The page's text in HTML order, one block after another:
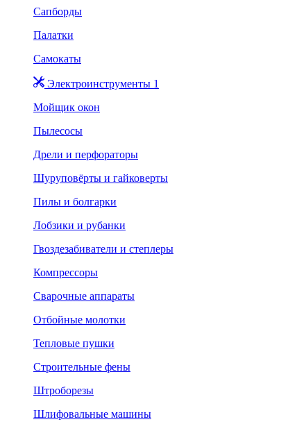
Сапборды
Палатки
Самокаты
Электроинструменты 1
Мойщик окон
Пылесосы
Дрели и перфораторы
Шуруповёрты и гайковерты
Пилы и болгарки
Лобзики и рубанки
Гвоздезабиватели и степлеры
Компрессоры
Сварочные аппараты
Отбойные молотки
Тепловые пушки
Строительные фены
Штроборезы
Шлифовальные машины